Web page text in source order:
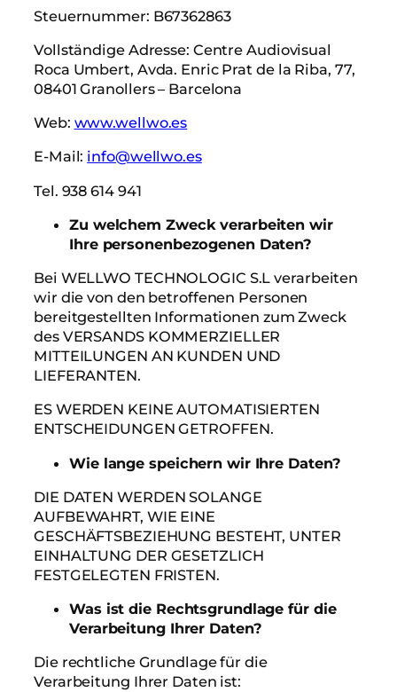
Steuernummer: B67362863
Vollständige Adresse: Centre Audiovisual
Roca Umbert, Avda. Enric Prat de la Riba, 77,
08401 Granollers – Barcelona
Web: www.wellwo.es
E-Mail: info@wellwo.es
Tel. 938 614 941
Zu welchem Zweck verarbeiten wir
Ihre personenbezogenen Daten?
Bei WELLWO TECHNOLOGIC S.L verarbeiten
wir die von den betroffenen Personen
bereitgestellten Informationen zum Zweck
des VERSANDS KOMMERZIELLER
MITTEILUNGEN AN KUNDEN UND
LIEFERANTEN.
ES WERDEN KEINE AUTOMATISIERTEN
ENTSCHEIDUNGEN GETROFFEN.
Wie lange speichern wir Ihre Daten?
DIE DATEN WERDEN SOLANGE
AUFBEWAHRT, WIE EINE
GESCHÄFTSBEZIEHUNG BESTEHT, UNTER
EINHALTUNG DER GESETZLICH
FESTGELEGTEN FRISTEN.
Was ist die Rechtsgrundlage für die
Verarbeitung Ihrer Daten?
Die rechtliche Grundlage für die
Verarbeitung Ihrer Daten ist: